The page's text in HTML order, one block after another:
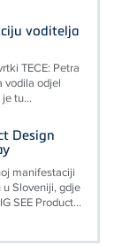
voditelja
TECE: Petra
vodila odjel
tu...
Design
manifestaciji
Sloveniji, gdje
SEE Product...